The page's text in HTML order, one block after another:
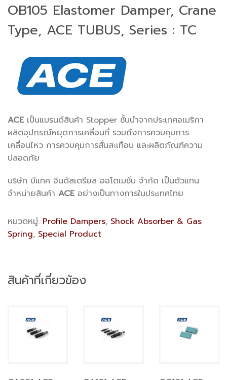
OB105 Elastomer Damper, Crane
Type, ACE TUBUS, Series : TC
ACE เป็นแบรนด์สินค้า Stopper ชั้นนำจากประเทศอเมริกา
ผลิตอุปกรณ์หยุดการเคลื่อนที่ รวมถึงการควบคุมการ
เคลื่อนไหว การควบคุมการสั่นสะเทือน และผลิตภัณฑ์ความ
ปลอดภัย
บริษัท บีแทค อินดัสเตรียล ออโตเมชั่น จำกัด เป็นตัวแทน
จำหน่ายสินค้า ACE อย่างเป็นทางการในประเทศไทย
หมวดหมู่: Profile Dampers, Shock Absorber & Gas
Spring, Special Product
สินค้าที่เกี่ยวข้อง